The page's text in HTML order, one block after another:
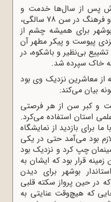
در 16 آبان 1381ش پس از سال‌ها خدمت و
تلاش ارزشمند به جامعه علم و فرهنگ در سن 78 سالگی،
برای همیشه چشم از
پیوست و پیکر مطهر آن
بی‌نظیر و باشکوه، در
خاک سپرده شد.
از معاشرین نزدیک وی بود
بیان می‌کند:
و کبر سن از هر فرصتی
استان استفاده می‌کرد.
برای بازدید از نمایشگاه
بود می‌آمد حتی در یکی
چپ کرد و نزدیک بود
قرار بود که ایشان به
بوشهر برای دیدن
در حین پرواز سکته قلبی
که هیچ‌وقت عنایتی به